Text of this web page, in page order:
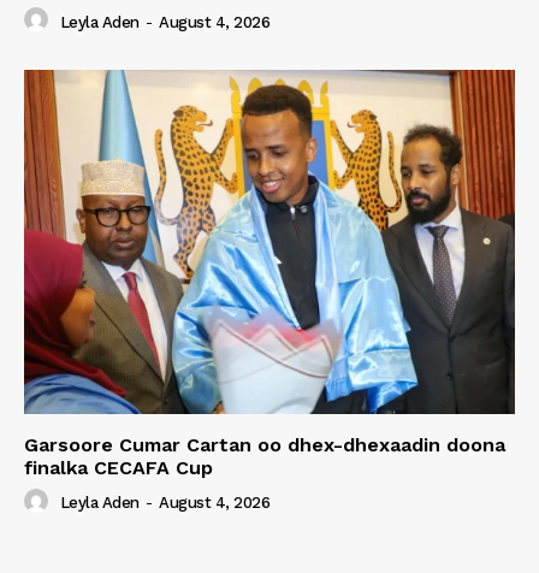
Leyla Aden - August 4, 2026
Garsoore Cumar Cartan oo dhex-dhexaadin doona
finalka CECAFA Cup
Leyla Aden - August 4, 2026